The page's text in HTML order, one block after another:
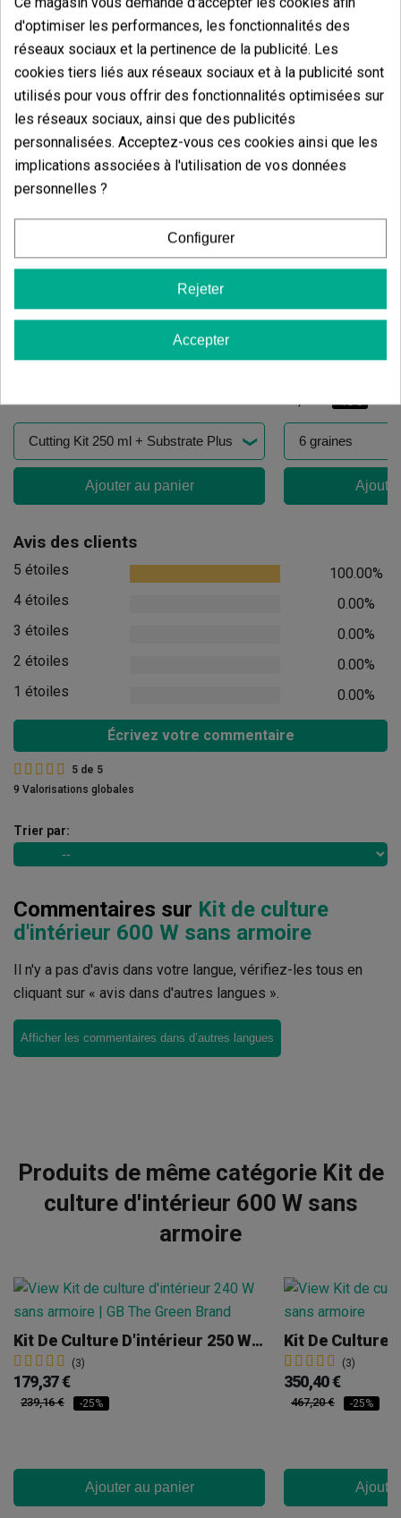
Vous aimerez aussi
(5)
Ajouter au panier
(4)
-10%
Avis des clients
5 étoiles
100.00%
4 étoiles
0.00%
3 étoiles
0.00%
2 étoiles
0.00%
1 étoiles
0.00%
Écrivez votre commentaire
5 de 5
9 Valorisations globales
Trier par:
Commentaires sur Kit de culture
d'intérieur 600 W sans armoire
Il n'y a pas d'avis dans votre langue, vérifiez-les tous en
cliquant sur « avis dans d'autres langues ».
Afficher les commentaires dans d’autres langues
Produits de même catégorie Kit de
culture d'intérieur 600 W sans
armoire
Kit De Culture D'intérieur 250 W Sans Armoire
(3)
179,37 €
239,16 € -25%
Ajouter au panier
(3)
350,40 €
467,20 € -25%
d'optimiser les performances, les fonctionnalités des
réseaux sociaux et la pertinence de la publicité. Les
cookies tiers liés aux réseaux sociaux et à la publicité sont
utilisés pour vous offrir des fonctionnalités optimisées sur
les réseaux sociaux, ainsi que des publicités
personnalisées. Acceptez-vous ces cookies ainsi que les
implications associées à l'utilisation de vos données
personnelles ?
Configurer
Rejeter
Accepter